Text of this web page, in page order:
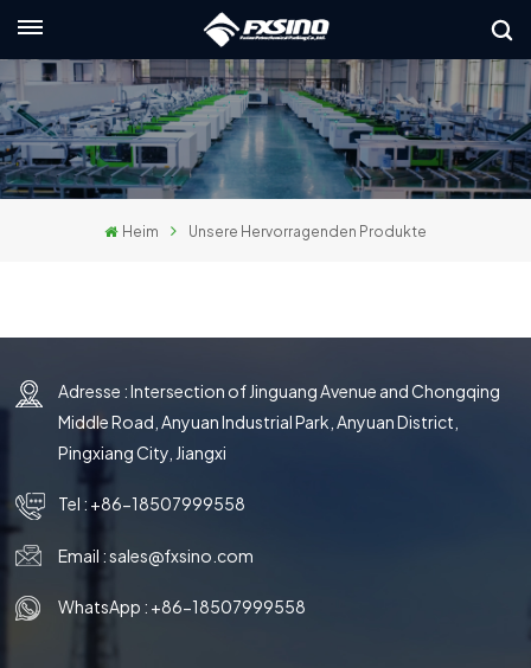
本語
국의
文
Heim Unsere Hervorragenden Produkte
Adresse : Intersection of Jinguang Avenue and Chongqing
Middle Road, Anyuan Industrial Park, Anyuan District,
Pingxiang City, Jiangxi
Tel : +86-18507999558
Email :sales@fxsino.com
WhatsApp : +86-18507999558